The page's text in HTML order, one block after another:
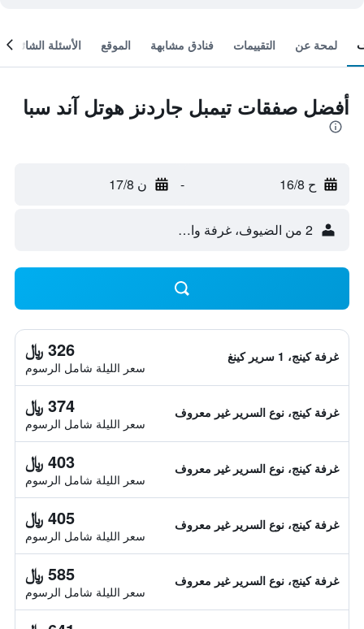
لمحة عن التقييمات فنادق مشابهة الموقع الأسئلة الشائعة
أفضل صفقات تيمبل جاردنز هوتل آند سبا
ح 16/8 - ن 17/8
2 من الضيوف، غرفة واحدة
غرفة كينج، 1 سرير كينغ 326 ﷼
سعر الليلة شامل الرسوم
غرفة كينج، نوع السرير غير معروف 374 ﷼
سعر الليلة شامل الرسوم
غرفة كينج، نوع السرير غير معروف 403 ﷼
سعر الليلة شامل الرسوم
غرفة كينج، نوع السرير غير معروف 405 ﷼
سعر الليلة شامل الرسوم
غرفة كينج، نوع السرير غير معروف 585 ﷼
سعر الليلة شامل الرسوم